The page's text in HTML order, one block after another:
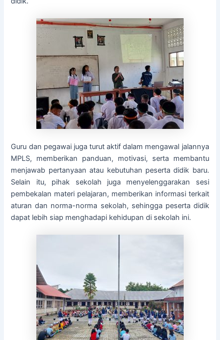
Guru dan pegawai juga turut aktif dalam mengawal jalannya
MPLS, memberikan panduan, motivasi, serta membantu
menjawab pertanyaan atau kebutuhan peserta didik baru.
Selain itu, pihak sekolah juga menyelenggarakan sesi
pembekalan materi pelajaran, memberikan informasi terkait
aturan dan norma-norma sekolah, sehingga peserta didik
dapat lebih siap menghadapi kehidupan di sekolah ini.